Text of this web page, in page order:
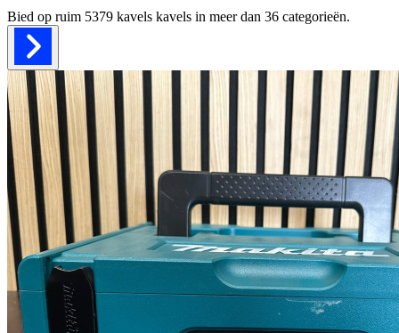
Bied op ruim 5379 kavels kavels in meer dan 36 categorieën.